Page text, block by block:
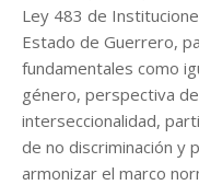
Ley 483 de
Estado de Guerrero,
fundamentales como
género, perspectiva
interseccionalidad,
de no discriminación y
armonizar el marco